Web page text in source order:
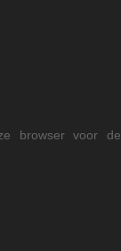
browser voor de